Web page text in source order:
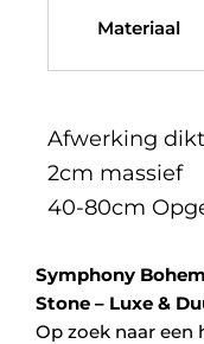
Materiaal
Afwerking
2cm massief
40-80cm
Symphony
Stone – Luxe &
Op zoek naar